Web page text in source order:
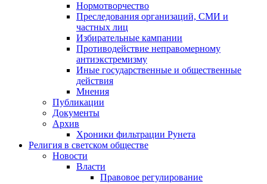
Нормотворчество
Преследования организаций, СМИ и
частных лиц
Избирательные кампании
Противодействие неправомерному
антиэкстремизму
Иные государственные и общественные
действия
Мнения
Публикации
Документы
Архив
Хроники фильтрации Рунета
Религия в светском обществе
Новости
Власти
Правовое регулирование